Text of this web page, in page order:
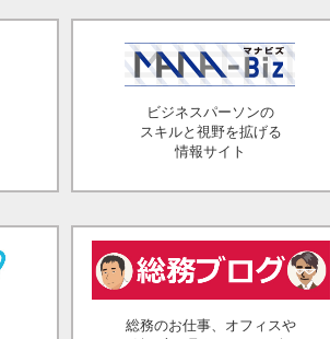
ビジネスパーソンの
スキルと視野を拡げる
情報サイト
総務のお仕事、オフィスや